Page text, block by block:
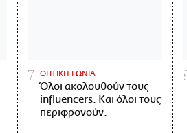
ΟΠΤΙΚΗ ΓΩΝΙΑ
Όλοι ακολουθούν τους
influencers. Και όλοι τους
περιφρονούν.